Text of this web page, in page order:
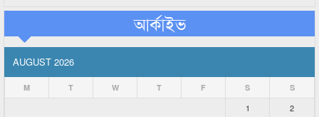
আর্কাইভ
AUGUST 2026
M T W T F S S
1
2